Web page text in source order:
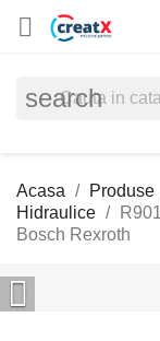

search
Acasa Produse
Hidraulice
Bosch Rexroth
